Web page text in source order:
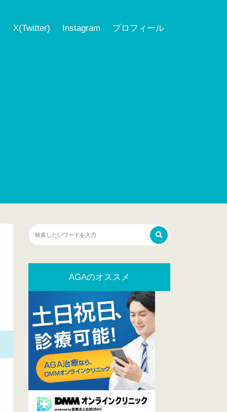
X(Twitter) Instagram プロフィール
AGAのオススメ